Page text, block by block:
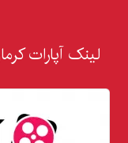
لینک آپارات کرمان نو